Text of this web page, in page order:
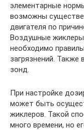
элементарные
возможны
двигателя по
Воздушные
необходимо
загрязнений.
зонд.
При настройке
может быть
жиклеров. Такой
много времени, но